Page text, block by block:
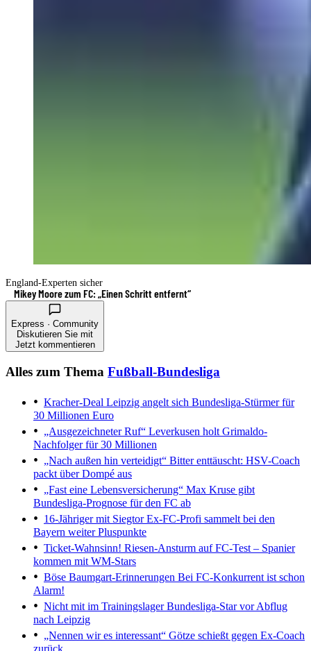
England-Experten sicher
Mikey Moore zum FC: „Einen Schritt entfernt“
Express · Community
Diskutieren Sie mit
Jetzt kommentieren
Alles zum Thema Fußball-Bundesliga
Kracher-Deal Leipzig angelt sich Bundesliga-Stürmer für
30 Millionen Euro
„Ausgezeichneter Ruf“ Leverkusen holt Grimaldo-
Nachfolger für 30 Millionen
„Nach außen hin verteidigt“ Bitter enttäuscht: HSV-Coach
packt über Dompé aus
„Fast eine Lebensversicherung“ Max Kruse gibt
Bundesliga-Prognose für den FC ab
16-Jähriger mit SiegtorEx-FC-Profi sammelt bei den
Bayern weiter Pluspunkte
Ticket-Wahnsinn! Riesen-Ansturm auf FC-Test – Spanier
kommen mit WM-Stars
Böse Baumgart-Erinnerungen Bei FC-Konkurrent ist schon
Alarm!
Nicht mit im TrainingslagerBundesliga-Star vor Abflug
nach Leipzig
„Nennen wir es interessant“ Götze schießt gegen Ex-Coach
zurück